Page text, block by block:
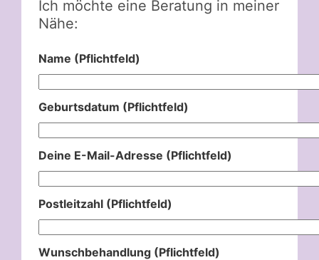
Ich möchte eine Beratung in meiner
Nähe:
Name (Pflichtfeld)
Geburtsdatum (Pflichtfeld)
Deine E-Mail-Adresse (Pflichtfeld)
Postleitzahl (Pflichtfeld)
Wunschbehandlung (Pflichtfeld)